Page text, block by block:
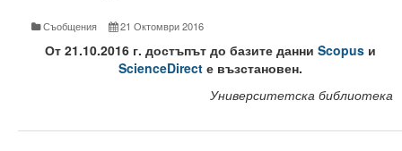
ЗЗЛПСПОИН
Декларация за достъпност
Нормативни документи
Съобщения 21 Октомври 2016
От 21.10.2016 г. достъпът до базите данни Scopusи
ScienceDirectе възстановен.
Университетска библиотека